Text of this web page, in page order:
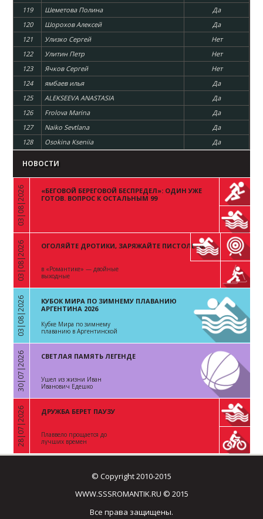
119
Шеметова Полина
Да
120
Шорохов Алексей
Да
121
Улизко Сергей
Нет
122
Улитин Петр
Нет
123
Ячков Сергей
Нет
124
ямбаев илья
Да
125
ALEKSEEVA ANASTASIA
Да
126
Frolova Marina
Да
127
Naiko Sevtlana
Да
128
Osokina Kseniia Да
НОВОСТИ
«
03|08|2026
«БЕГОВОЙ БЕРЕГОВОЙ БЕСПРЕДЕЛ»: ОДИН УЖЕ
ГОТОВ. ВОПРОС К ОСТАЛЬНЫМ 99
«
03|08|2026 ОГОЛЯЙТЕ ДРОТИКИ, ЗАРЯЖАЙТЕ ПИСТОЛЕТЫ
в «Романтике» — двойные
выходные
«
03|08|2026
КУБОК МИРА ПО ЗИМНЕМУ ПЛАВАНИЮ
АРГЕНТИНА 2026
Кубке Мира по зимнему
плаванию в Аргентинской
«
30|07|2026 СВЕТЛАЯ ПАМЯТЬ ЛЕГЕНДЕ
Ушел из жизни Иван
Иванович Едешко
«
28|07|2026 ДРУЖБА БЕРЕТ ПАУЗУ
Плаввело прощается до
лучших времен
© Copyright 2010-2015
WWW.SSSROMANTIK.RU © 2015
Все права защищены.